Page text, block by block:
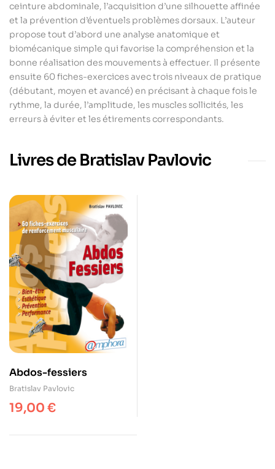
ceinture abdominale, l’acquisition d’une silhouette affinée
et la prévention d’éventuels problèmes dorsaux. L’auteur
propose tout d’abord une analyse anatomique et
biomécanique simple qui favorise la compréhension et la
bonne réalisation des mouvements à effectuer. Il présente
ensuite 60 fiches-exercices avec trois niveaux de pratique
(débutant, moyen et avancé) en précisant à chaque fois le
rythme, la durée, l’amplitude, les muscles sollicités, les
erreurs à éviter et les étirements correspondants.
Livres de Bratislav Pavlovic
Abdos-fessiers
Bratislav Pavlovic
19,00 €